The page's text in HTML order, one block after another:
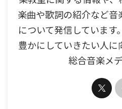
楽曲や歌詞の紹介など
について発信しています
豊かにしていきたい人
総合音楽メ